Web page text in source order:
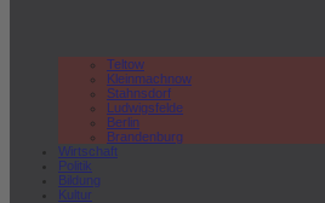
Teltow
Kleinmachnow
Stahnsdorf
Ludwigsfelde
Berlin
Brandenburg
Wirtschaft
Politik
Bildung
Kultur